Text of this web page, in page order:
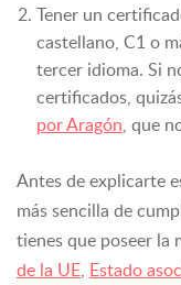
Tener un
castellano, C1 o
tercer idioma. Si
certificados,
por Aragón, que
Antes de explicarte
más sencilla de
tienes que poseer la
de la UE, Estado